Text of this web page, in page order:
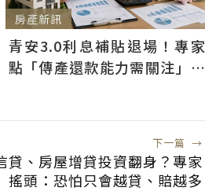
房產新訊
青安3.0利息補貼退場！專家
點「傳產還款能力需關注」：
下一篇 →
貸、房屋增貸投資翻身？專家
搖頭：恐怕只會越貸、賠越多